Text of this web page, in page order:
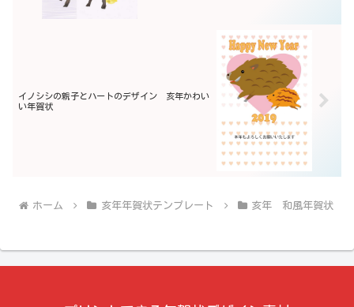
イノシシの親子とハートのデザイン 亥年かわい
い年賀状
ホーム 亥年年賀状テンプレート 亥年 和風年賀状